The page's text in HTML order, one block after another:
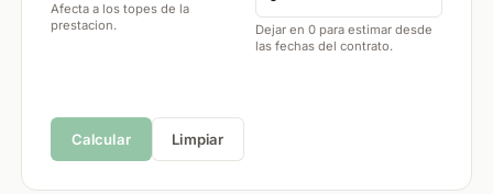
Afecta a los topes de la
prestacion.
Dejar en 0 para estimar desde
las fechas del contrato.
Calcular Limpiar